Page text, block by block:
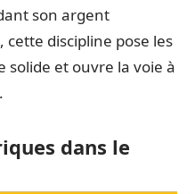
son argent
discipline pose les
solide et ouvre la voie à
dans le